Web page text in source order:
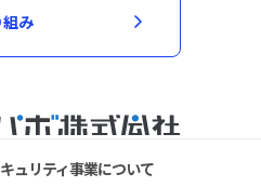
み
ュリティ事業について